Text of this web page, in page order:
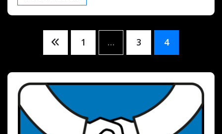
Seitennummerierung
der
Beiträge
1 … 3 4